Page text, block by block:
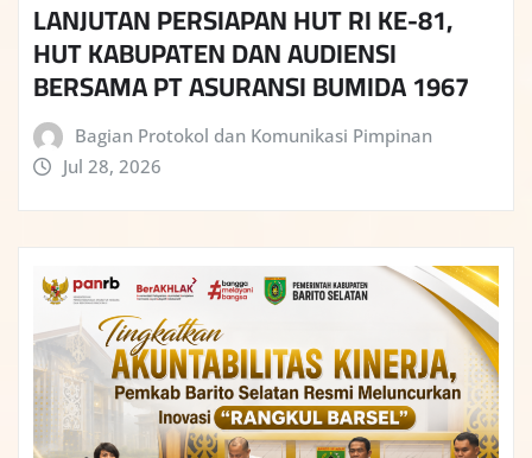
LANJUTAN PERSIAPAN HUT RI KE-81,
HUT KABUPATEN DAN AUDIENSI
BERSAMA PT ASURANSI BUMIDA 1967
Bagian Protokol dan Komunikasi Pimpinan
Jul 28, 2026